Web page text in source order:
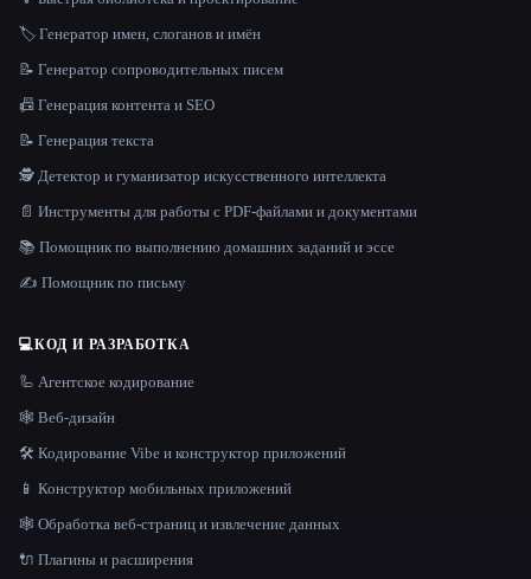
🏷️ Генератор имен, слоганов и имён
📝 Генератор сопроводительных писем
📠 Генерация контента и SEO
📝 Генерация текста
🕵️ Детектор и гуманизатор искусственного интеллекта
📄 Инструменты для работы с PDF-файлами и документами
📚 Помощник по выполнению домашних заданий и эссе
✍️ Помощник по письму
💻КОД И РАЗРАБОТКА
🦾 Агентское кодирование
🕸 Веб-дизайн
🛠️ Кодирование Vibe и конструктор приложений
📱 Конструктор мобильных приложений
🕸️ Обработка веб-страниц и извлечение данных
🔌 Плагины и расширения